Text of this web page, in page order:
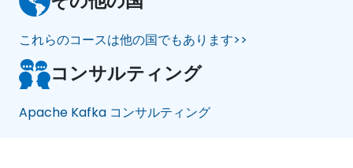
これらのコースは他の国でもあります>>
コンサルティング
Apache Kafka コンサルティング